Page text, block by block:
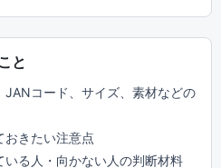
と
コード、サイズ、素材などの
おきたい注意点
る人・向かない人の判断材料